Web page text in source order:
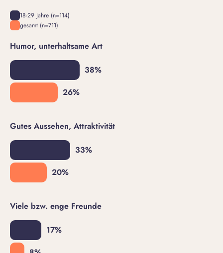
18-29 Jahre (n=114)
gesamt (n=711)
Humor, unterhaltsame Art
Gutes Aussehen, Attraktivität
Viele bzw. enge Freunde